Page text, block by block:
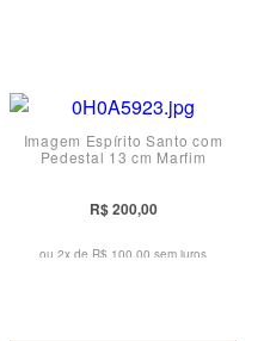
Imagem Espírito Santo com
Pedestal 13 cm Marfim
R$ 200,00
ou 2x de R$ 100,00 sem juros